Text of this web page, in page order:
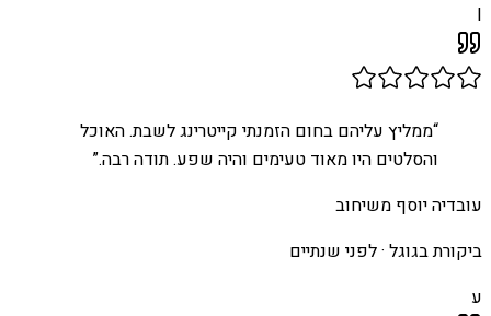
I
“ממליץ עליהם בחום הזמנתי קייטרינג לשבת. האוכל
והסלטים היו מאוד טעימים והיה שפע. תודה רבה.”
עובדיה יוסף משיחוב
ביקורת בגוגל ·לפני שנתיים
ע